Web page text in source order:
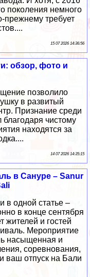
поколения немного
прежнему требует
15 07 2026 14:36:56
обзор, фото и
позволило
в развитый
Признание среди
чистому
находятся за
14 07 2026 14:35:15
в Сануре – Sanur
в одной статье –
в конце сентября
жителей и гостей
Мероприятие
насыщенная и
соревнования,
ваш отпуск на Бали